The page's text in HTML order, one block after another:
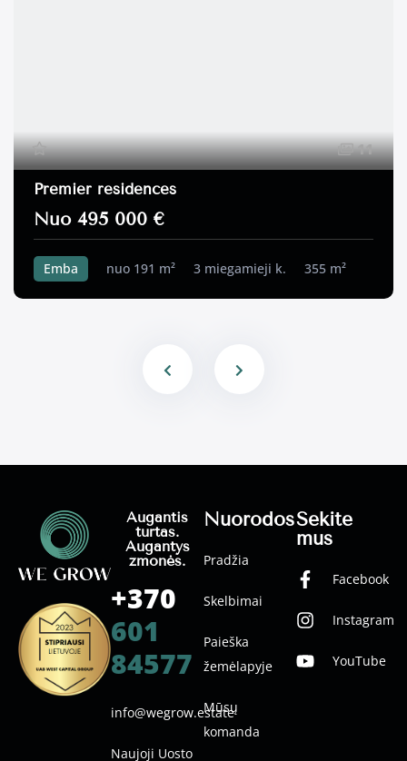
11
Premier residences
Nuo 495 000 €
Emba nuo 191 m² 3 miegamieji k. 355 m²
Nuorodos
Pradžia
Skelbimai
Paieška
žemėlapyje
Mūsų
komanda
Sekite
mus
Facebook
Instagram
YouTube
Augantis
turtas.
Augantys
žmonės.
+370
601
84577
info@wegrow.estate
Naujoji Uosto